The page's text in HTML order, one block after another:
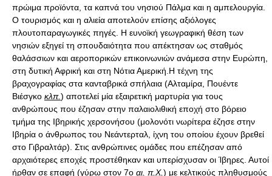
πρώιμα προϊόντα, τα καπνά του νησιού Πάλμα και η αμπελουργία.
Ο τουρισμός και η αλιεία αποτελούν επίσης αξιόλογες
πλουτοπαραγωγικές πηγές. Η ευνοϊκή γεωγραφική θέση των
νησιών εξηγεί τη σπουδαιότητα που απέκτησαν ως σταθμός
θαλάσσιων και αεροπορικών επικοινωνιών ανάμεσα στην Ευρώπη,
στη δυτική Αφρική και στη Νότια Αμερική.Η τέχνη της
βραχογραφίας στα κανταβρικά σπήλαια (Αλταμίρα, Πουέντε
Βιέσγκο κλπ.) αποτελεί μία εξαιρετική μαρτυρία για τους
ανθρώπους που έζησαν στην παλαιολιθική εποχή στο βόρειο
τμήμα της Ιβηρικής χερσονήσου (μολονότι νωρίτερα έζησε στην
Ιβηρία ο άνθρωπος του Νεάντερταλ, ίχνη του οποίου έχουν βρεθεί
στο Γιβραλτάρ). Στις ανθρώπινες ομάδες που επέζησαν από
αρχαιότερες εποχές προστέθηκαν και υπερίσχυσαν οι Ίβηρες. Αυτοί
ήρθαν σε επαφή (γύρω στον 7ο αι. π.Χ.) με κελτικούς πληθυσμούς